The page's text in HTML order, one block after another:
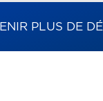
PLUS DE